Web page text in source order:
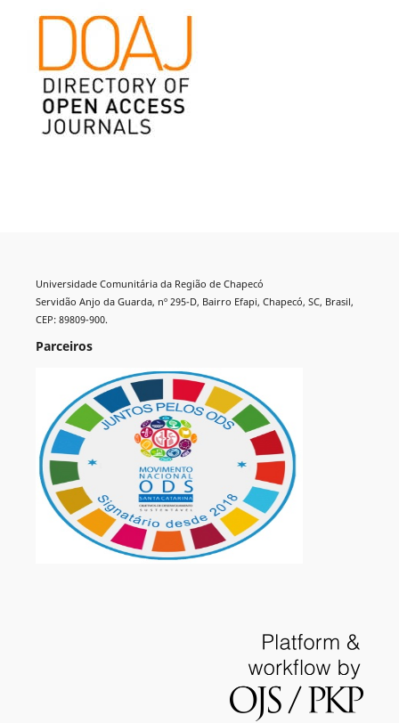
Universidade Comunitária da Região de Chapecó
Servidão Anjo da Guarda, nº 295-D, Bairro Efapi, Chapecó, SC, Brasil,
CEP: 89809-900.
Parceiros